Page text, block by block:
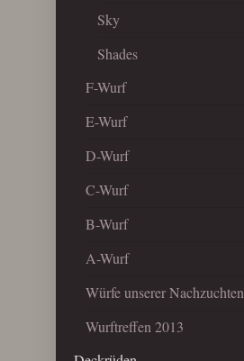
Sky
Shades
F-Wurf
E-Wurf
D-Wurf
C-Wurf
B-Wurf
A-Wurf
Würfe unserer Nachzuchten
Wurftreffen 2013